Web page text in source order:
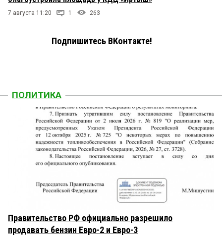
7 августа 11:20 1 263
Подпишитесь ВКонтакте!
ПОЛИТИКА
Правительство РФ официально разрешило
продавать бензин Евро-2 и Евро-3